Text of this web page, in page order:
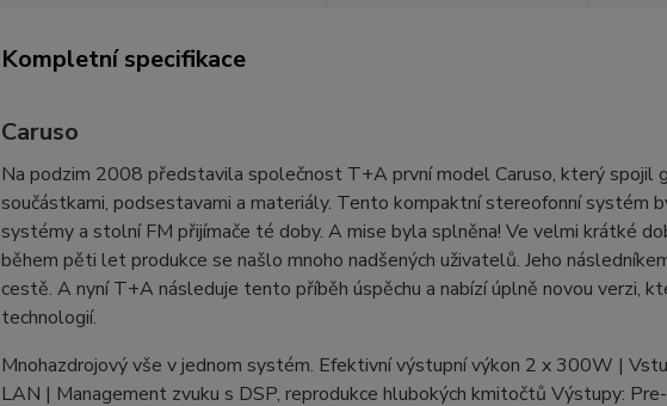
Kompletní specifikace
Caruso
Na podzim 2008 představila společnost T+A první model Caruso, který spojil
součástkami, podsestavami a materiály. Tento kompaktní stereofonní systém
systémy a stolní FM přijímače té doby. A mise byla splněna! Ve velmi krátké
během pěti let produkce se našlo mnoho nadšených uživatelů. Jeho
cestě. A nyní T+A následuje tento příběh úspěchu a nabízí úplně novou verzi,
technologií.
Mnohazdrojový vše v jednom systém. Efektivní výstupní výkon 2 x 300W |
LAN | Management zvuku s DSP, reprodukce hlubokých kmitočtů Výstupy: